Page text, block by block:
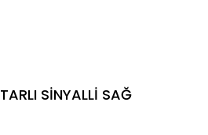
SİNYALLİ SAĞ